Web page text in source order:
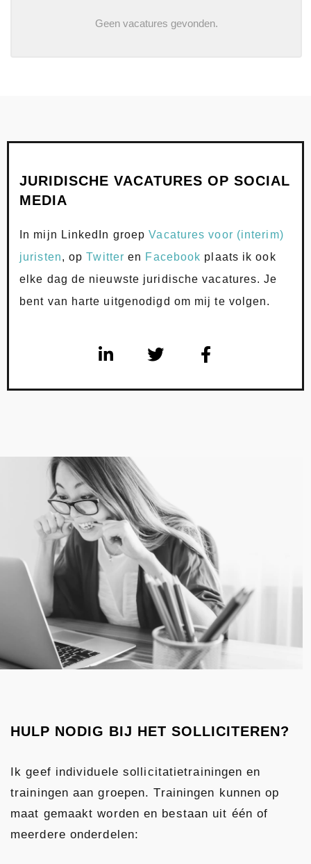
Geen vacatures gevonden.
JURIDISCHE VACATURES OP SOCIAL
MEDIA
In mijn LinkedIn groepVacatures voor (interim)
juristen, opTwitteren Facebook plaats ik ook
elke dag de nieuwste juridische vacatures. Je
bent van harte uitgenodigd om mij te volgen.
i
k
n
-
i
n
T
w
t
F
a
e
HULP NODIG BIJ HET SOLLICITEREN?
Ik geef individuele sollicitatietrainingen en
trainingen aan groepen. Trainingen kunnen op
maat gemaakt worden en bestaan uit één of
meerdere onderdelen: